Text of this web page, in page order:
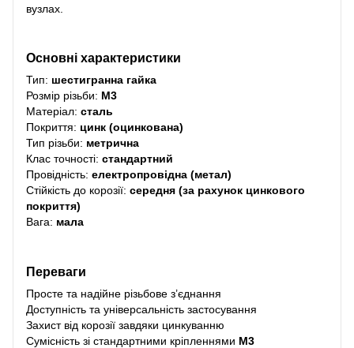
вузлах.
Основні характеристики
Тип: шестигранна гайка
Розмір різьби: M3
Матеріал: сталь
Покриття: цинк (оцинкована)
Тип різьби: метрична
Клас точності: стандартний
Провідність: електропровідна (метал)
Стійкість до корозії: середня (за рахунок цинкового
покриття)
Вага: мала
Переваги
Просте та надійне різьбове з’єднання
Доступність та універсальність застосування
Захист від корозії завдяки цинкуванню
Сумісність зі стандартними кріпленнями M3